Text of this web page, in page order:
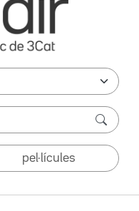
pel·lícules